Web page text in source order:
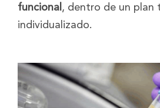
funcional , dentro de un plan
individualizado.